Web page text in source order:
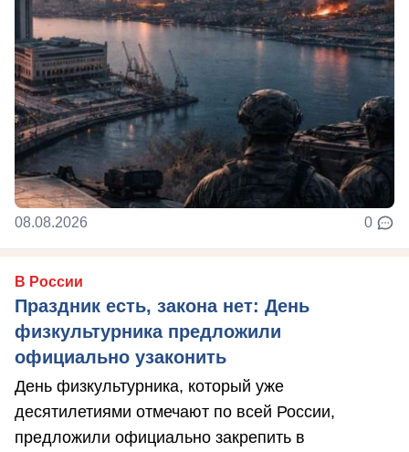
08.08.2026 0
В России
Праздник есть, закона нет: День
физкультурника предложили
официально узаконить
День физкультурника, который уже
десятилетиями отмечают по всей России,
предложили официально закрепить в